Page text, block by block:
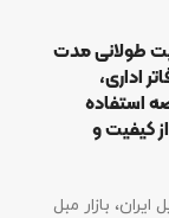
طولانی مدت
اداری،
استفاده
کیفیت و
بازار مبل